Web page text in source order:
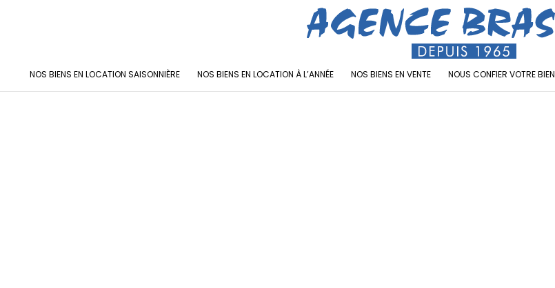
NOS BIENS EN LOCATION SAISONNIÈRE NOS BIENS EN LOCATION À L’ANNÉE NOS BIENS EN VENTE NOUS CONFIER VOTRE